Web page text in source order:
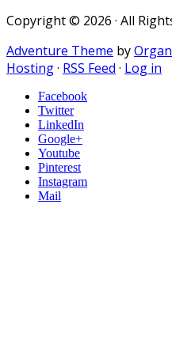
Copyright © 2026 · All
Adventure Theme by
Hosting· RSS Feed · Log in
Facebook
Twitter
LinkedIn
Google+
Youtube
Pinterest
Instagram
Mail